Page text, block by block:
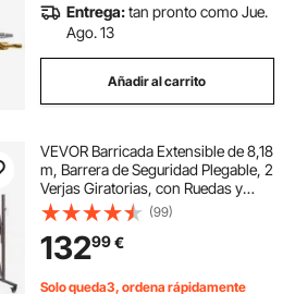
Entrega:tan pronto como Jue.
Ago. 13
Añadir al carrito
VEVOR Barricada Extensible de 8,18
m, Barrera de Seguridad Plegable, 2
Verjas Giratorias, con Ruedas y
Frenos, de Aleación de Aluminio,
para Jardín Patio Construcción
Control de Espacios, Color Marrón
(99)
13299€
Solo queda3, ordena rápidamente